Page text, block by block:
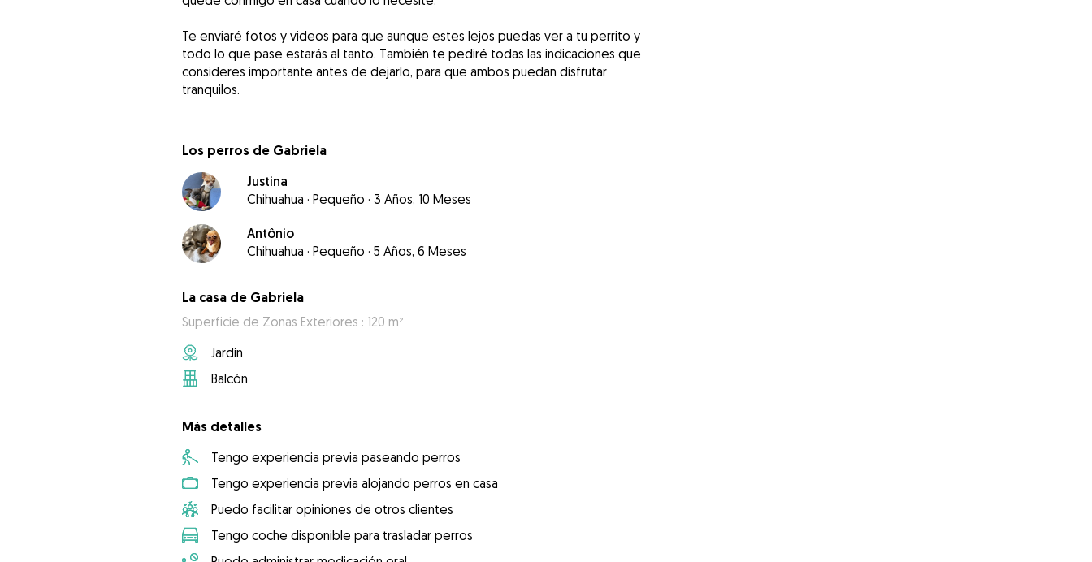
Te enviaré fotos y videos para que aunque estes lejos puedas ver a tu perrito y
todo lo que pase estarás al tanto. También te pediré todas las indicaciones que
consideres importante antes de dejarlo, para que ambos puedan disfrutar
tranquilos.
Los perros de Gabriela
Justina
Chihuahua · Pequeño · 3 Años, 10 Meses
Antônio
Chihuahua · Pequeño · 5 Años, 6 Meses
La casa de Gabriela
Superficie de Zonas Exteriores : 120 m²
Jardín
Balcón
Más detalles
Tengo experiencia previa paseando perros
Tengo experiencia previa alojando perros en casa
Puedo facilitar opiniones de otros clientes
Tengo coche disponible para trasladar perros